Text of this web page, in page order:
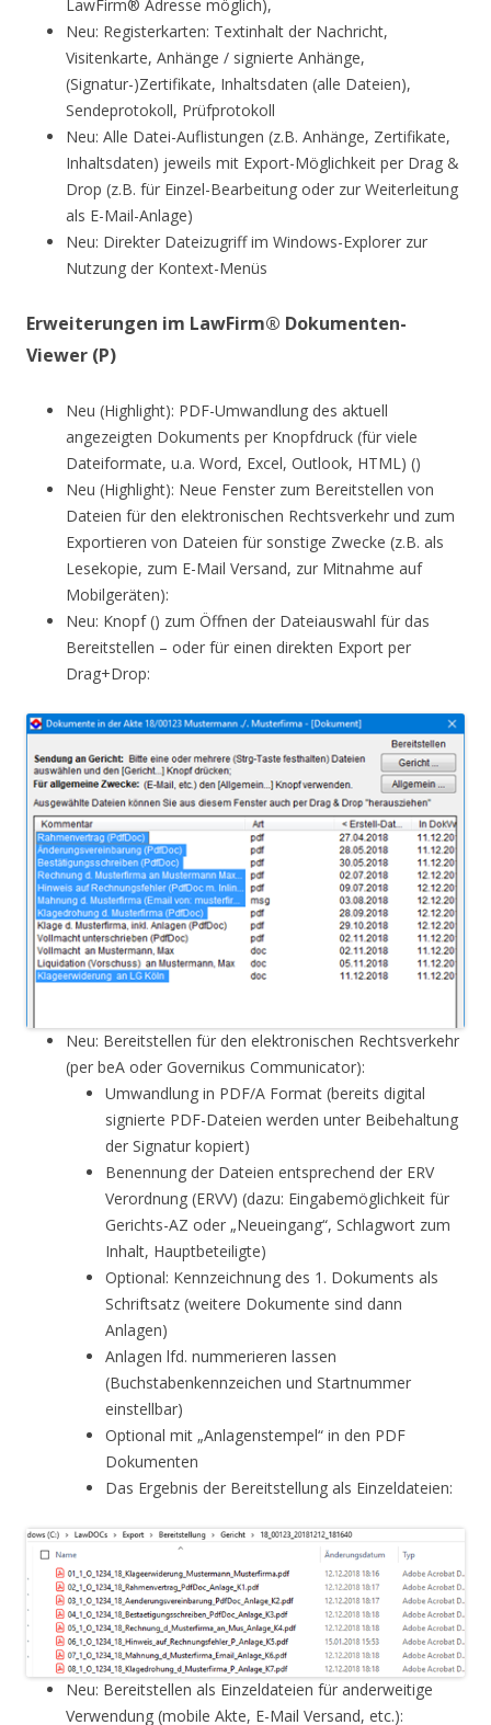
LawFirm® Adresse möglich),
Neu: Registerkarten: Textinhalt der Nachricht,
Visitenkarte, Anhänge / signierte Anhänge,
(Signatur-)Zertifikate, Inhaltsdaten (alle Dateien),
Sendeprotokoll, Prüfprotokoll
Neu: Alle Datei-Auflistungen (z.B. Anhänge, Zertifikate,
Inhaltsdaten) jeweils mit Export-Möglichkeit per Drag &
Drop (z.B. für Einzel-Bearbeitung oder zur Weiterleitung
als E-Mail-Anlage)
Neu: Direkter Dateizugriff im Windows-Explorer zur
Nutzung der Kontext-Menüs
Erweiterungen im LawFirm® Dokumenten-
Viewer (P)
Neu (Highlight): PDF-Umwandlung des aktuell
angezeigten Dokuments per Knopfdruck (für viele
Dateiformate, u.a. Word, Excel, Outlook, HTML) ()
Neu (Highlight): Neue Fenster zum Bereitstellen von
Dateien für den elektronischen Rechtsverkehr und zum
Exportieren von Dateien für sonstige Zwecke (z.B. als
Lesekopie, zum E-Mail Versand, zur Mitnahme auf
Mobilgeräten):
Neu: Knopf () zum Öffnen der Dateiauswahl für das
Bereitstellen – oder für einen direkten Export per
Drag+Drop:
Neu: Bereitstellen für den elektronischen Rechtsverkehr
(per beA oder Governikus Communicator):
Umwandlung in PDF/A Format (bereits digital
signierte PDF-Dateien werden unter Beibehaltung
der Signatur kopiert)
Benennung der Dateien entsprechend der ERV
Verordnung (ERVV) (dazu: Eingabemöglichkeit für
Gerichts-AZ oder „Neueingang“, Schlagwort zum
Inhalt, Hauptbeteiligte)
Optional: Kennzeichnung des 1. Dokuments als
Schriftsatz (weitere Dokumente sind dann
Anlagen)
Anlagen lfd. nummerieren lassen
(Buchstabenkennzeichen und Startnummer
einstellbar)
Optional mit „Anlagenstempel“ in den PDF
Dokumenten
Das Ergebnis der Bereitstellung als Einzeldateien:
Neu: Bereitstellen als Einzeldateien für anderweitige
Verwendung (mobile Akte, E-Mail Versand, etc.):